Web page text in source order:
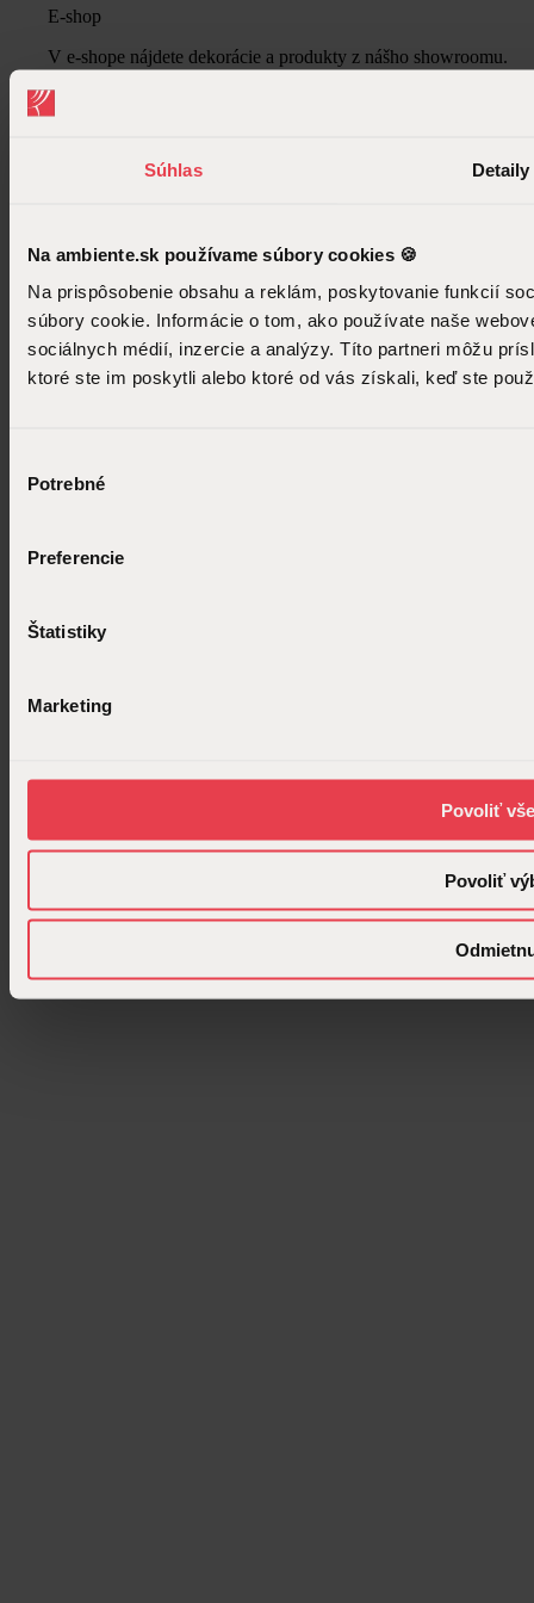
Súhlas Detaily
Na ambiente.sk používame súbory cookies 🍪
Na prispôsobenie obsahu a reklám, poskytovanie funkcií
súbory cookie. Informácie o tom, ako používate naše
sociálnych médií, inzercie a analýzy. Títo partneri môžu
ktoré ste im poskytli alebo ktoré od vás získali, keď ste
súhlasu
Potrebné
Preferencie
Štatistiky
Marketing
Povoliť
Povoliť
E-shop
V e-shope nájdete dekorácie a produkty z nášho showroomu.